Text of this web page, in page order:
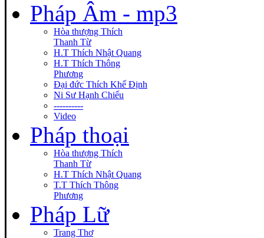
Pháp Âm - mp3
Hòa thượng Thích
Thanh Từ
H.T Thích Nhật Quang
H.T Thích Thông
Phương
Đại đức Thích Khế Định
Ni Sư Hạnh Chiếu
----------
Video
Pháp thoại
Hòa thượng Thích
Thanh Từ
H.T Thích Nhật Quang
T.T Thích Thông
Phương
Pháp Lữ
Trang Thơ